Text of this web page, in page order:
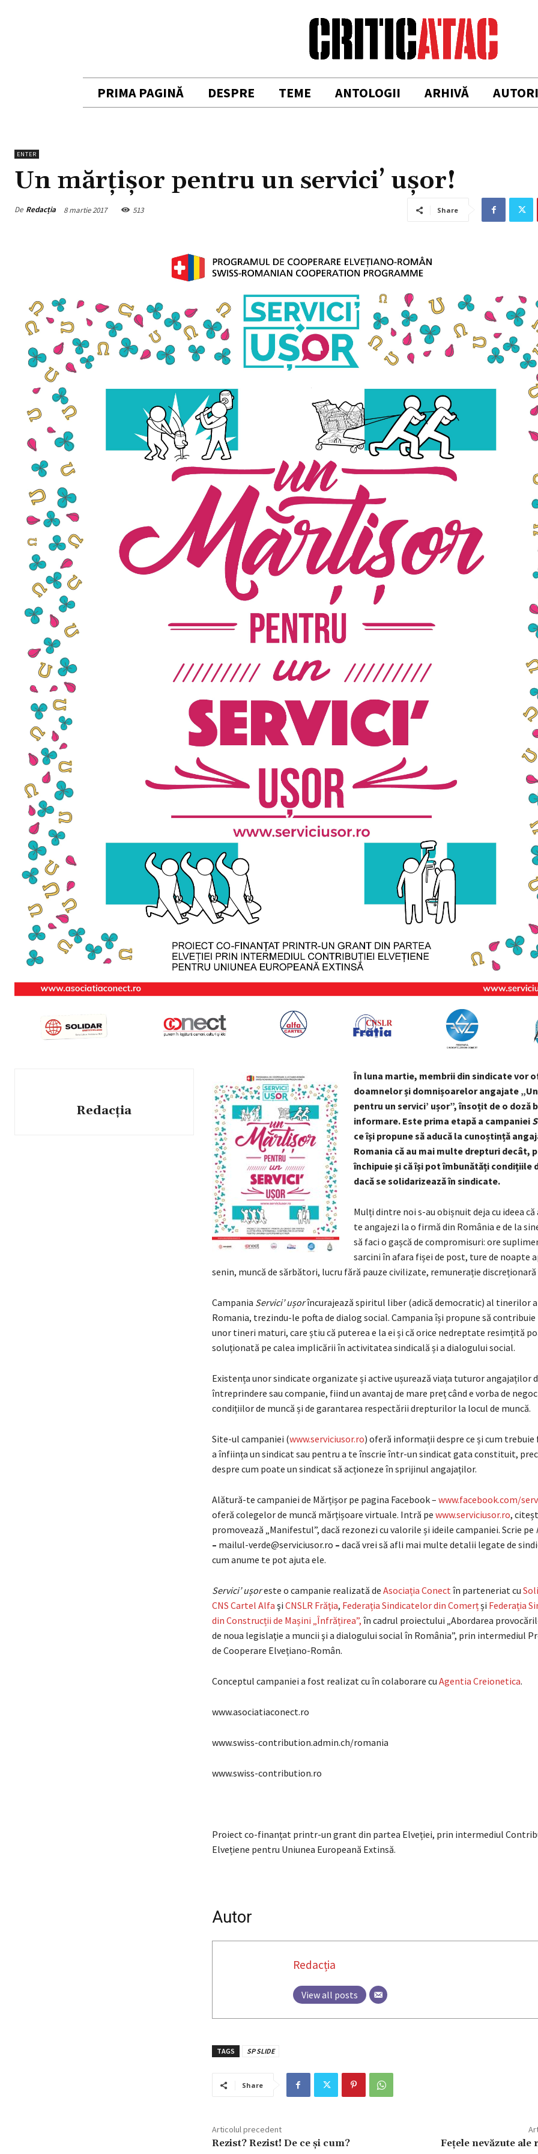
PRIMA PAGINĂ DESPRE TEME ANTOLOGII ARHIVĂ AUTORI
ENTER
Un mărțișor pentru un servici’ ușor!
De Redacția 8 martie 2017 513 Share
Redacția
În luna martie, membrii din sindicate vor
doamnelor și domnișoarelor angajate
pentru un servici’ ușor”, însoțit de o doză
informare. Este prima etapă a campaniei
ce își propune să aducă la cunoștință
Romania că au mai multe drepturi decât,
închipuie și că își pot îmbunătăți condițiile
dacă se solidarizează în sindicate.
Mulți dintre noi s-au obișnuit deja cu ideea că
te angajezi la o firmă din România e de la
să faci o gașcă de compromisuri: ore
sarcini în afara fișei de post, ture de noapte
senin, muncă de sărbători, lucru fără pauze civilizate, remunerație discreționară
Campania Servici’ ușorîncurajează spiritul liber (adică democratic) al tinerilor
Romania, trezindu-le pofta de dialog social. Campania își propune să
unor tineri maturi, care știu că puterea e la ei și că orice nedreptate resimțită
soluționată pe calea implicării în activitatea sindicală și a dialogului social.
Existența unor sindicate organizate și active ușurează viața tuturor angajaților
întreprindere sau companie, fiind un avantaj de mare preț când e vorba de
condițiilor de muncă și de garantarea respectării drepturilor la locul de muncă.
Site-ul campaniei (www.serviciusor.ro) oferă informații despre ce și cum
a înființa un sindicat sau pentru a te înscrie într-un sindicat gata constituit,
despre cum poate un sindicat să acționeze în sprijinul angajaților.
Alătură-te campaniei de Mărțișor pe pagina Facebook – www.facebook.com/
oferă colegelor de muncă mărțișoare virtuale. Intră pe www.serviciusor.ro,
promovează „Manifestul”, dacă rezonezi cu valorile și ideile campaniei. Scrie pe
– mailul-verde@serviciusor.ro – dacă vrei să afli mai multe detalii legate de
cum anume te pot ajuta ele.
Servici’ ușoreste o campanie realizată de Asociația Conect în parteneriat cu
CNS Cartel Alfa şi CNSLR Frăţia, Federația Sindicatelor din Comerțși Federația
din Construcții de Mașini „Înfrățirea”, în cadrul proiectului „Abordarea
de noua legislaţie a muncii şi a dialogului social în România”, prin intermediul
de Cooperare Elvețiano-Român.
Conceptul campaniei a fost realizat cu în colaborare cu Agentia Creionetica.
www.asociatiaconect.ro
www.swiss-contribution.admin.ch/romania
www.swiss-contribution.ro
Proiect co-finanțat printr-un grant din partea Elveției, prin intermediul
Elvețiene pentru Uniunea Europeană Extinsă.
Autor
Redacția
View all posts
TAGS SP SLIDE
Share
Articolul precedent
Rezist? Rezist! De ce și cum? Fețele nevăzute ale